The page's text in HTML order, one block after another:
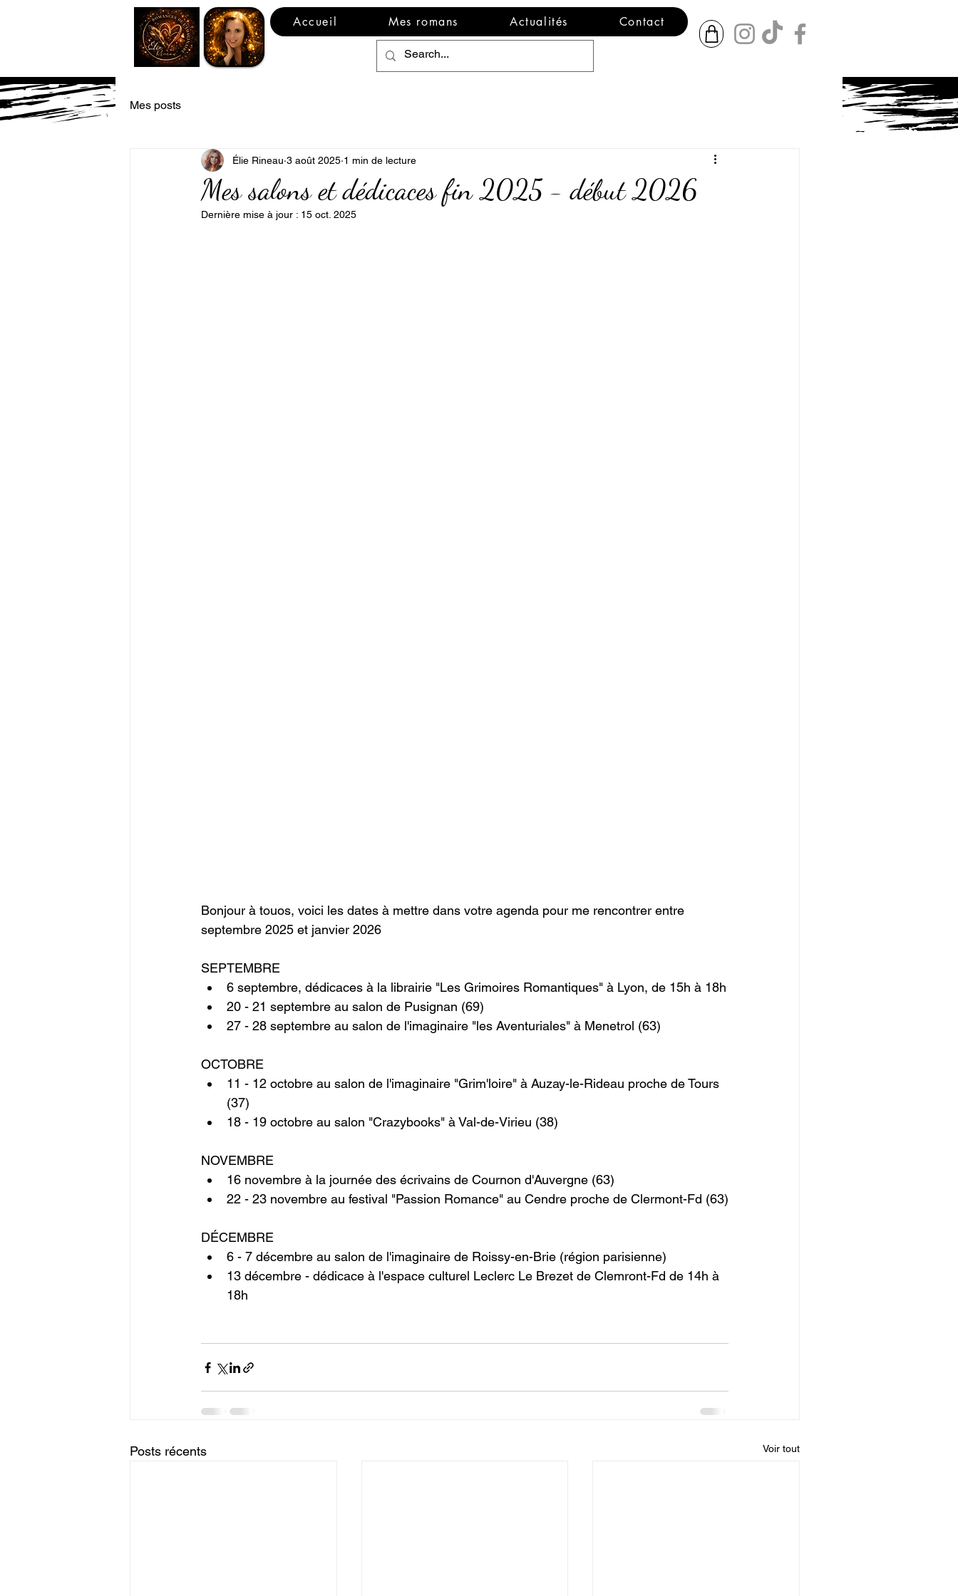
Accueil Mes romans Actualités Contact
Mes posts
Mes salons et dédicaces fin 2025 - début 2026
Élie Rineau 3 août 2025 1 min de lecture
Dernière mise à jour : 15 oct. 2025
Bonjour à touos, voici les dates à mettre dans votre agenda pour me rencontrer entre
septembre 2025 et janvier 2026
SEPTEMBRE
6 septembre, dédicaces à la librairie "Les Grimoires Romantiques" à Lyon, de 15h à 18h
20 - 21 septembre au salon de Pusignan (69)
27 - 28 septembre au salon de l'imaginaire "les Aventuriales" à Menetrol (63)
OCTOBRE
11 - 12 octobre au salon de l'imaginaire "Grim'loire" à Auzay-le-Rideau proche de Tours
(37)
18 - 19 octobre au salon "Crazybooks" à Val-de-Virieu (38)
NOVEMBRE
16 novembre à la journée des écrivains de Cournon d'Auvergne (63)
22 - 23 novembre au festival "Passion Romance" au Cendre proche de Clermont-Fd (63)
DÉCEMBRE
6 - 7 décembre au salon de l'imaginaire de Roissy-en-Brie (région parisienne)
13 décembre - dédicace à l'espace culturel Leclerc Le Brezet de Clemront-Fd de 14h à
18h
Posts récents Voir tout